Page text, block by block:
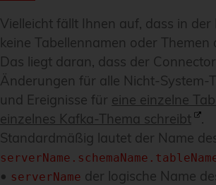
Vielleicht fällt Ihnen auf, dass in
keine Tabellennamen oder Themen
Das liegt daran, dass der
Änderungen für alle Nicht-System-
und Ereignisse für eine einzelne
einzelnes Kafka-Thema schreibt
.
Standardmäßig lautet der Name
• serverName der logische Name